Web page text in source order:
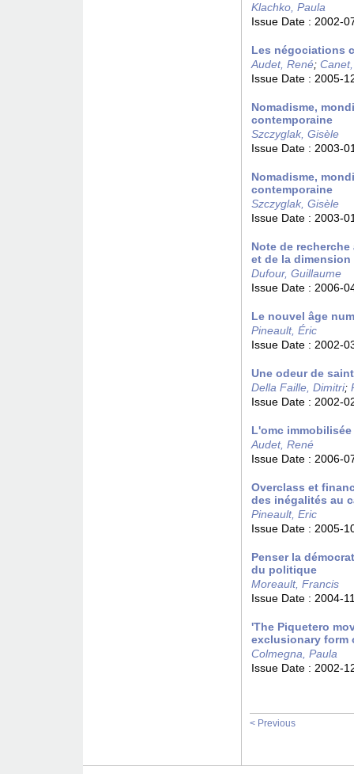
Klachko, Paula
Issue Date : 2002-
Les négociations
Audet, René;
Issue Date : 2005-
Nomadisme,
contemporaine
Szczyglak, Gisèle
Issue Date : 2003-
Nomadisme,
contemporaine
Szczyglak, Gisèle
Issue Date : 2003-
Note de
et de la
Dufour, Guillaume
Issue Date : 2006-
Le nouvel âge
Pineault, Éric
Issue Date : 2002-
Une odeur de
Della Faille, Dimitri;
Issue Date : 2002-
L'omc
Audet, René
Issue Date : 2006-
Overclass et
des inégalités au
Pineault, Eric
Issue Date : 2005-
Penser la
du politique
Moreault, Francis
Issue Date : 2004-
'The Piquetero
exclusionary form
Colmegna, Paula
Issue Date : 2002-
< Previous